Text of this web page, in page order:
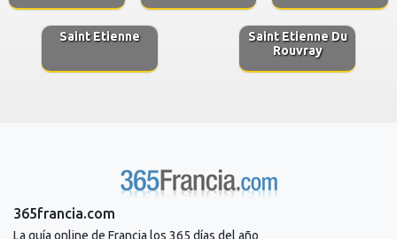
Saint Etienne
Saint Etienne Du
Rouvray
365francia.com
La guía online de Francia los 365 días del año